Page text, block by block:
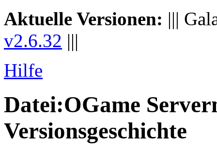
Aktuelle Versionen: |||
v2.6.32 |||
Hilfe
Datei:OGame
Versionsgeschichte